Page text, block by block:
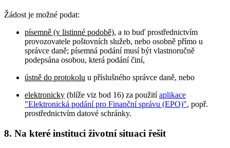
Žádost je možné podat:
písemně (v listinné podobě), a to buď prostřednictvím
provozovatele poštovních služeb, nebo osobně přímo u
správce daně; písemná podání musí být vlastnoručně
podepsána osobou, která podání činí,
ústně do protokolu u příslušného správce daně, nebo
elektronicky (blíže viz bod 16) za použitíaplikace
"Elektronická podání pro Finanční správu (EPO)", popř.
prostřednictvím datové schránky.
8. Na které instituci životní situaci řešit